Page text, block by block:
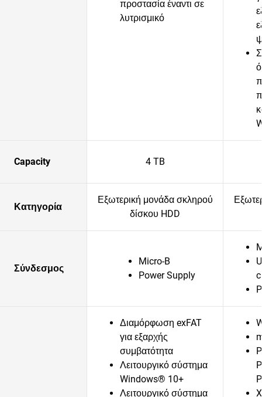
προστασία έναντι σε
λυτρισμικό
Capacity 4 TB
Κατηγορία
Εξωτερική μονάδα σκληρού
δίσκου HDD
Σύνδεσμος
Micro-B
Power Supply
Διαμόρφωση exFAT
για εξαρχής
συμβατότητα
Λειτουργικό σύστημα
Windows® 10+
Λειτουργικό σύστημα